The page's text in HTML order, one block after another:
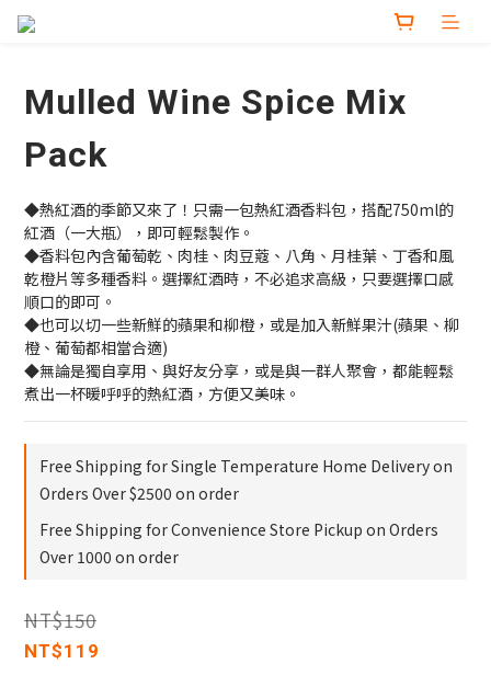
Mulled Wine Spice Mix
Pack
◆熱紅酒的季節又來了！只需一包熱紅酒香料包，搭配750ml的
紅酒（一大瓶），即可輕鬆製作。
◆香料包內含葡萄乾、肉桂、肉豆蔻、八角、月桂葉、丁香和風
乾橙片等多種香料。選擇紅酒時，不必追求高級，只要選擇口感
順口的即可。
◆也可以切一些新鮮的蘋果和柳橙，或是加入新鮮果汁(蘋果、柳
橙、葡萄都相當合適)
◆無論是獨自享用、與好友分享，或是與一群人聚會，都能輕鬆
煮出一杯暖呼呼的熱紅酒，方便又美味。
Free Shipping for Single Temperature Home Delivery on
Orders Over $2500 on order
Free Shipping for Convenience Store Pickup on Orders
Over 1000 on order
NT$150
NT$119